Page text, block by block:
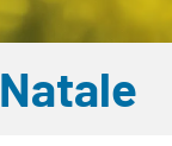
Natale